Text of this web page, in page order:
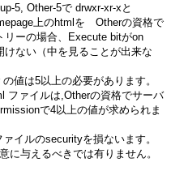
5で drwxr-xr-xと
上のhtmlを Otherの資格で
場合、Execute bitがon
（中を見ることが出来な
5以上の必要があります。
ルは,Otherの資格でサーバ
で4以上の値が求められま
のsecurityを損ないます。
るべきでは有りません。